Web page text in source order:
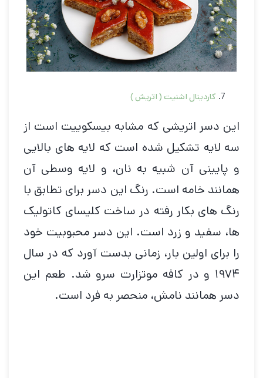
کاردینال اشنیت ( اتریش )
این دسر اتریشی که مشابه بیسکوییت است از
سه لایه تشکیل شده است که لایه های بالایی
و پایینی آن شبیه به نان، و لایه وسطی آن
همانند خامه است. رنگ این دسر برای تطابق با
رنگ های بکار رفته در ساخت کلیسای کاتولیک
ها، سفید و زرد است. این دسر محبوبیت خود
را برای اولین بار، زمانی بدست آورد که در سال
۱۹۷۴ و در کافه موتزارت سرو شد. طعم این
دسر همانند نامش، منحصر به فرد است.